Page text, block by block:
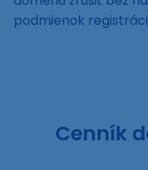
podmienok
Cenník